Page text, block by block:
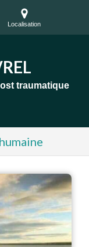
Localisation
traumatique